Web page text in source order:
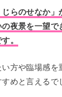
らのせなか」
夜景を一望で
。
方や臨場感を
めと言えるで